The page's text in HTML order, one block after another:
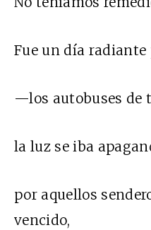
Fue un día radiante
—los autobuses de
la luz se iba
por aquellos
vencido,